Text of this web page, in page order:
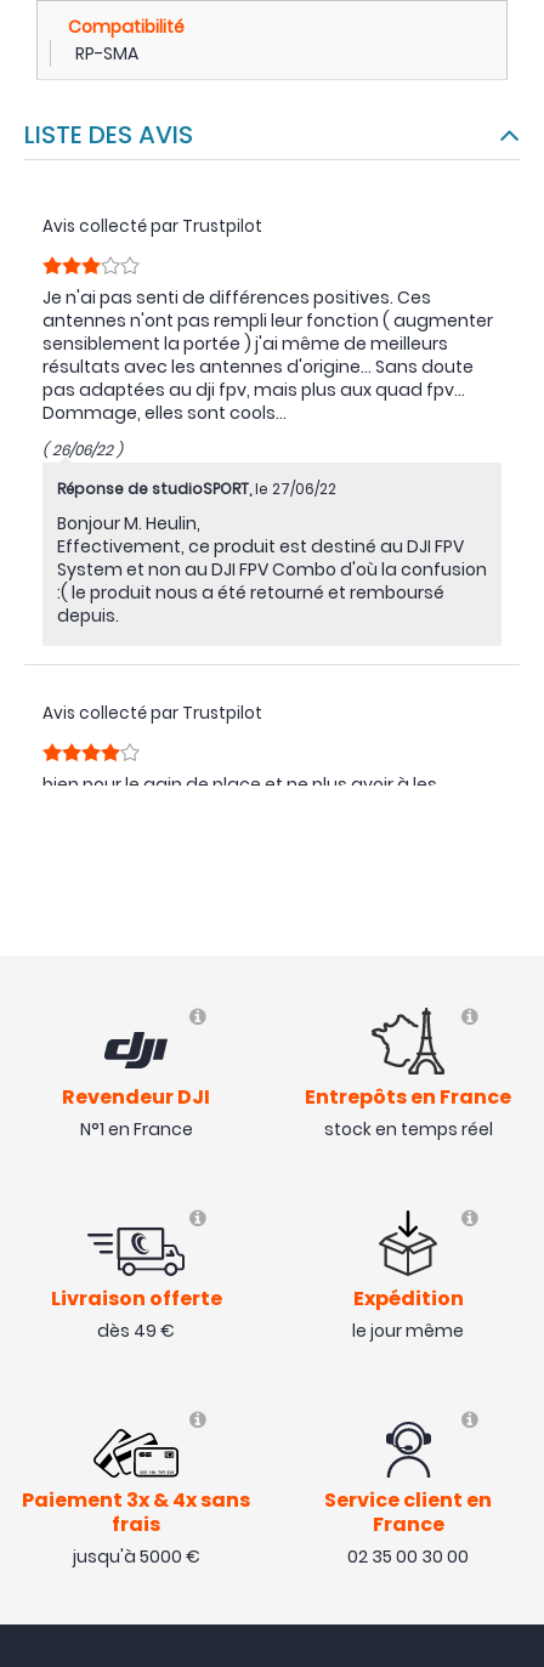
Compatibilité
RP-SMA
LISTE DES AVIS
Avis collecté par Trustpilot
Je n'ai pas senti de différences positives. Ces
antennes n'ont pas rempli leur fonction ( augmenter
sensiblement la portée ) j'ai même de meilleurs
résultats avec les antennes d'origine... Sans doute
pas adaptées au dji fpv, mais plus aux quad fpv...
Dommage, elles sont cools...
( 26/06/22 )
Réponse de studioSPORT,le 27/06/22
Bonjour M. Heulin,
Effectivement, ce produit est destiné au DJI FPV
System et non au DJI FPV Combo d'où la confusion
:( le produit nous a été retourné et remboursé
depuis.
Avis collecté par Trustpilot
bien pour le gain de place et ne plus avoir à les
Revendeur DJI
N°1 en France
Entrepôts en France
stock en temps réel
Livraison offerte
dès 49 €
Expédition
le jour même
Paiement 3x & 4x sans
frais
jusqu'à 5000 €
Service client en
France
02 35 00 30 00